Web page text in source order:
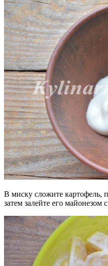
В миску сложите картофель,
затем залейте его майонезом